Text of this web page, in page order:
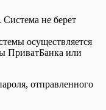
не берет
осуществляется
ПриватБанка или
отправленного